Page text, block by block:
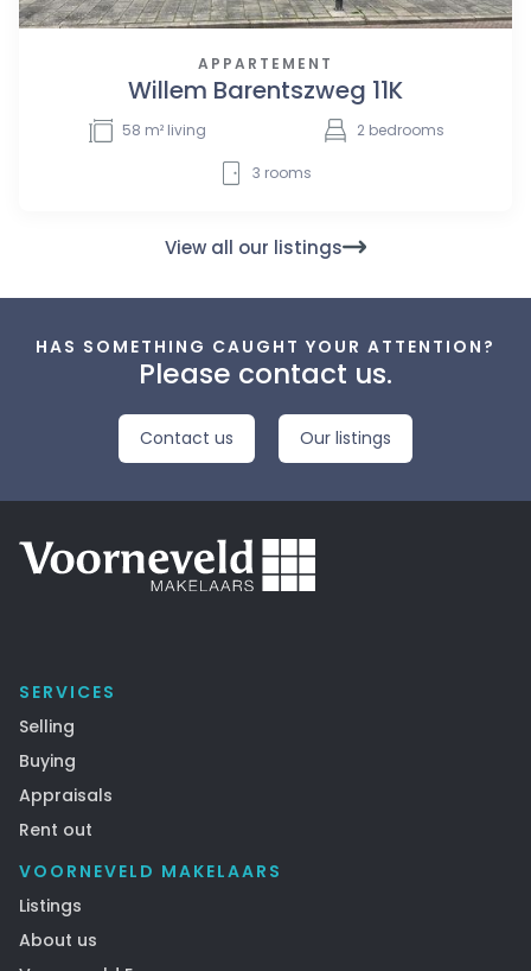
APPARTEMENT
Willem Barentszweg 11K
58 m² living 2 bedrooms
3 rooms
View all our listings
HAS SOMETHING CAUGHT YOUR ATTENTION?
Please contact us.
Contact us Our listings
SERVICES
Selling
Buying
Appraisals
Rent out
VOORNEVELD MAKELAARS
Listings
About us